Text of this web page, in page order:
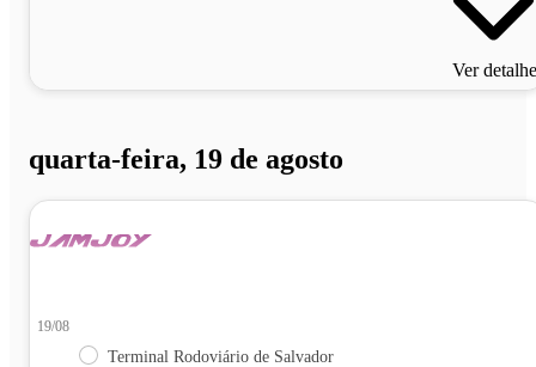
Ver
quarta-feira, 19 de agosto
19/08
Terminal Rodoviário de Salvador